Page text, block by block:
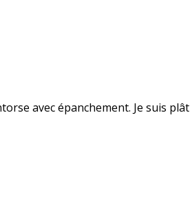
avec épanchement. Je suis